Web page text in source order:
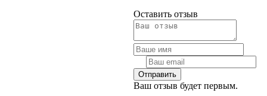
Оставить отзыв
Ваш отзыв будет первым.